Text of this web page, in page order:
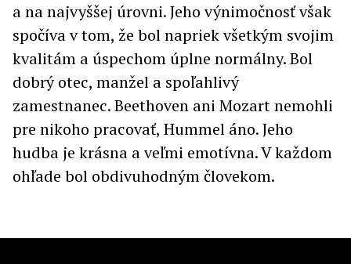
a na najvyššej úrovni. Jeho výnimočnosť však
spočíva v tom, že bol napriek všetkým svojim
kvalitám a úspechom úplne normálny. Bol
dobrý otec, manžel a spoľahlivý
zamestnanec. Beethoven ani Mozart nemohli
pre nikoho pracovať, Hummel áno. Jeho
hudba je krásna a veľmi emotívna. V každom
ohľade bol obdivuhodným človekom.